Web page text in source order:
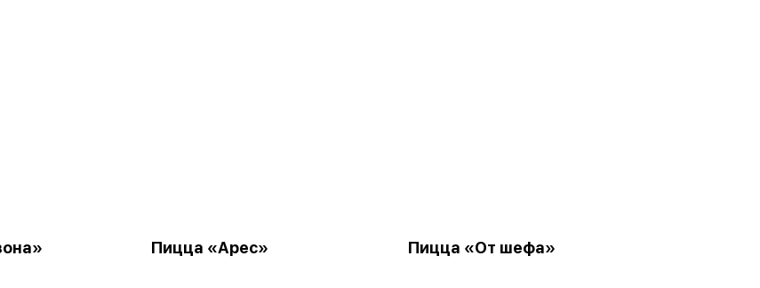
Пицца «Арес» Пицца «От шефа»